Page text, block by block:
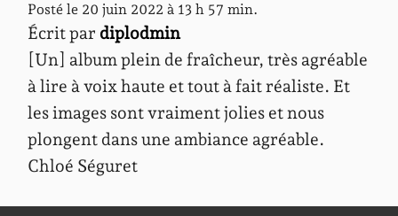
Posté le 20 juin 2022 à 13 h 57 min.
Écrit par diplodmin
[Un] album plein de fraîcheur, très agréable
à lire à voix haute et tout à fait réaliste. Et
les images sont vraiment jolies et nous
plongent dans une ambiance agréable.
Chloé Séguret